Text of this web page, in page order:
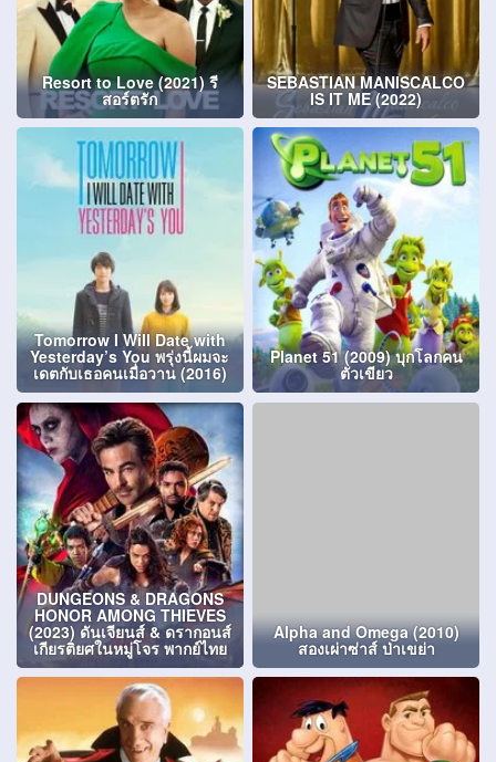
Resort to Love (2021) รี
สอร์ตรัก
SEBASTIAN MANISCALCO
IS IT ME (2022)
Tomorrow I Will Date with
Yesterday’s You พรุ่งนี้ผมจะ
เดตกับเธอคนเมื่อวาน (2016)
Planet 51 (2009) บุกโลกคน
ตัวเขียว
DUNGEONS & DRAGONS
HONOR AMONG THIEVES
(2023) ดันเจียนส์ & ดรากอนส์
เกียรติยศในหมู่โจร พากย์ไทย
Alpha and Omega (2010)
สองเผ่าซ่าส์ ป่าเขย่า